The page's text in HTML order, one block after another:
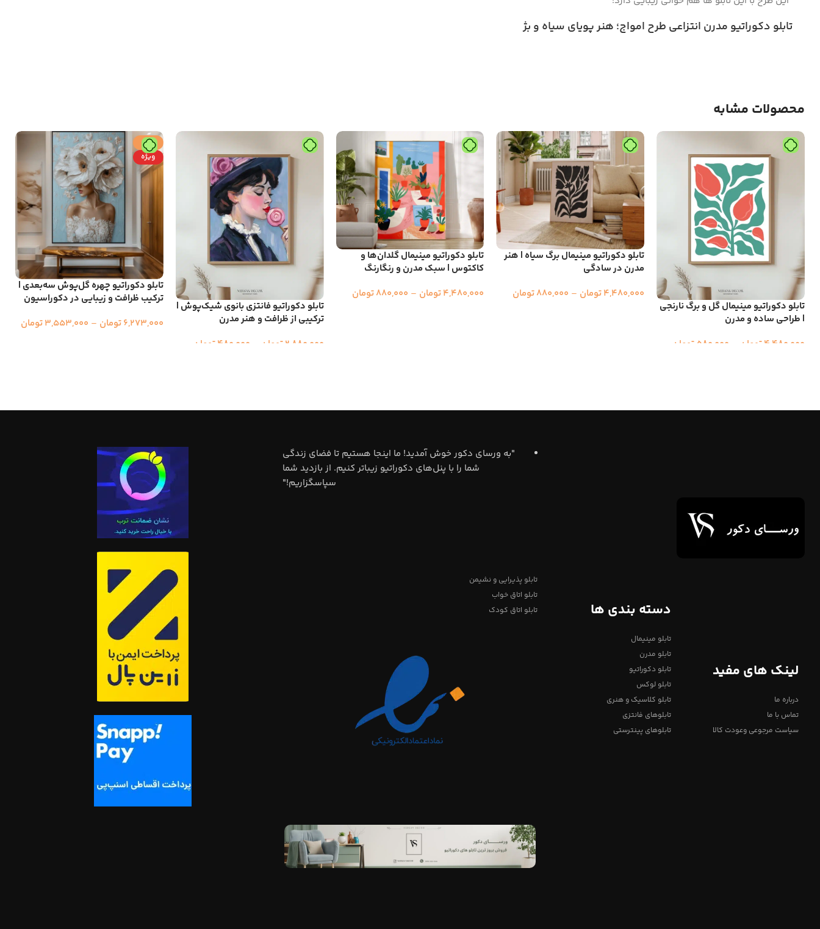
تابلو دکوراتیو مدرن انتزاعی طرح امواج؛ هنر پویای سیاه و بژ
محصولات مشابه
تابلو دکوراتیو مینیمال گل و برگ نارنجی
| طراحی ساده و مدرن
4,480,000تومان 580,000 تومان
تابلو دکوراتیو مینیمال برگ سیاه | هنر
مدرن در سادگی
4,480,000تومان –
880,000تومان
تابلو دکوراتیو مینیمال گلدان‌ها و
کاکتوس | سبک مدرن و رنگارنگ
4,480,000تومان –
880,000تومان
تابلو دکوراتیو فانتزی بانوی شیک‌پوش |
ترکیبی از ظرافت و هنر مدرن
2,880,000تومان 480,000تومان
حراج
ویژه
تابلو دکوراتیو چهره گل‌پوش سه‌بعدی |
ترکیب ظرافت و زیبایی در دکوراسیون
6,273,000تومان –
3,553,000تومان
لینک های مفید
درباره ما
تماس با ما
سیاست مرجوعی وعودت کالا
دسته بندی ها
تابلو مینیمال
تابلو مدرن
تابلو دکوراتیو
تابلو لوکس
تابلو کلاسیک و هنری
تابلوهای فانتزی
تابلوهای پینترستی
"به ورسای دکور خوش آمدید! ما اینجا هستیم تا فضای زندگی
شما را با پنل‌های دکوراتیو زیباتر کنیم. از بازدید شما
سپاسگزاریم!"
تابلو پذیرایی و نشیمن
تابلو اتاق خواب
تابلو اتاق کودک